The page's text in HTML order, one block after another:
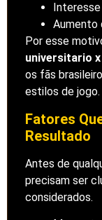
Aumento
Por esse
universitario
os fãs
estilos de jogo.
Fatores
Resultado
Antes de
precisam ser
considerados.